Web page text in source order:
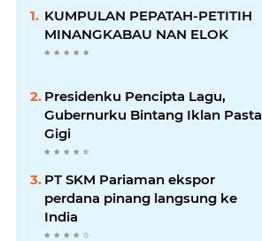
KUMPULAN PEPATAH-PETITIH
MINANGKABAU NAN ELOK
Presidenku Pencipta Lagu,
Gubernurku Bintang Iklan Pasta
Gigi
PT SKM Pariaman ekspor
perdana pinang langsung ke
India